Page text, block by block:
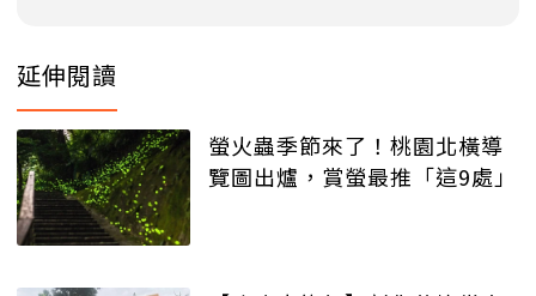
延伸閱讀
螢火蟲季節來了！桃園北橫導
覽圖出爐，賞螢最推「這9處」